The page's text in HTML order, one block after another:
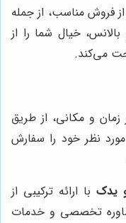
فروش مناسب، از جمله
خیال شما را از
می‌کند.
و مکانی، از طریق
نظر خود را سفارش
یدک با ارائه ترکیبی از
تخصصی و خدمات